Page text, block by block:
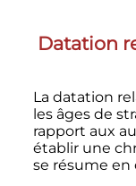
Datation
La datation
les âges de
rapport aux
établir une
se résume